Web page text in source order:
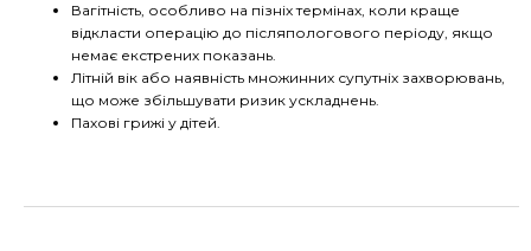
Вагітність, особливо на пізніх термінах, коли краще
відкласти операцію до післяпологового періоду, якщо
немає екстрених показань.
Літній вік або наявність множинних супутніх захворювань,
що може збільшувати ризик ускладнень.
Пахові грижі у дітей.